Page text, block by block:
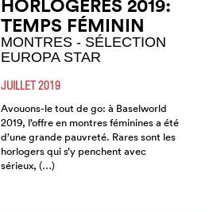
HORLOGÈRES 2019:
TEMPS FÉMININ
MONTRES - SÉLECTION
EUROPA STAR
JUILLET 2019
Avouons-le tout de go: à Baselworld
2019, l’offre en montres féminines a été
d’une grande pauvreté. Rares sont les
horlogers qui s’y penchent avec
sérieux, (…)